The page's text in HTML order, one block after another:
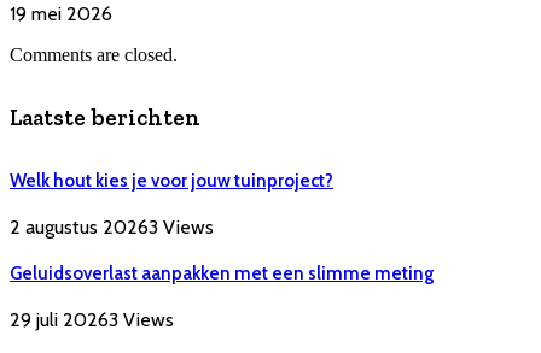
19 mei 2026
Comments are closed.
Laatste berichten
Welk hout kies je voor jouw tuinproject?
2 augustus 20263 Views
Geluidsoverlast aanpakken met een slimme meting
29 juli 20263 Views